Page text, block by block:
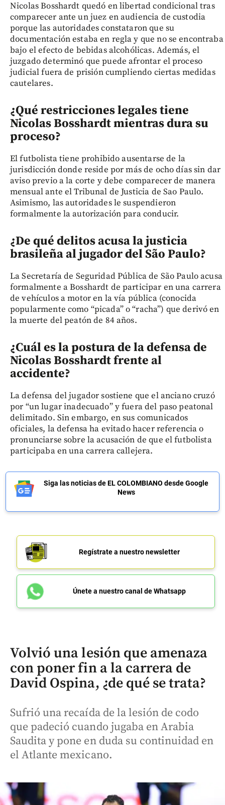
Nicolas Bosshardt quedó en libertad condicional tras
comparecer ante un juez en audiencia de custodia
porque las autoridades constataron que su
documentación estaba en regla y que no se encontraba
bajo el efecto de bebidas alcohólicas. Además, el
juzgado determinó que puede afrontar el proceso
judicial fuera de prisión cumpliendo ciertas medidas
cautelares.
¿Qué restricciones legales tiene
Nicolas Bosshardt mientras dura su
proceso?
El futbolista tiene prohibido ausentarse de la
jurisdicción donde reside por más de ocho días sin dar
aviso previo a la corte y debe comparecer de manera
mensual ante el Tribunal de Justicia de Sao Paulo.
Asimismo, las autoridades le suspendieron
formalmente la autorización para conducir.
¿De qué delitos acusa la justicia
brasileña al jugador del São Paulo?
La Secretaría de Seguridad Pública de São Paulo acusa
formalmente a Bosshardt de participar en una carrera
de vehículos a motor en la vía pública (conocida
popularmente como “picada” o “racha”) que derivó en
la muerte del peatón de 84 años.
¿Cuál es la postura de la defensa de
Nicolas Bosshardt frente al
accidente?
La defensa del jugador sostiene que el anciano cruzó
por “un lugar inadecuado” y fuera del paso peatonal
delimitado. Sin embargo, en sus comunicados
oficiales, la defensa ha evitado hacer referencia o
pronunciarse sobre la acusación de que el futbolista
participaba en una carrera callejera.
Siga las noticias de EL COLOMBIANO desde Google
News
Regístrate a nuestro newsletter
Únete a nuestro canal de Whatsapp
Volvió una lesión que amenaza
con poner fin a la carrera de
David Ospina, ¿de qué se trata?
Sufrió una recaída de la lesión de codo
que padeció cuando jugaba en Arabia
Saudita y pone en duda su continuidad en
el Atlante mexicano.